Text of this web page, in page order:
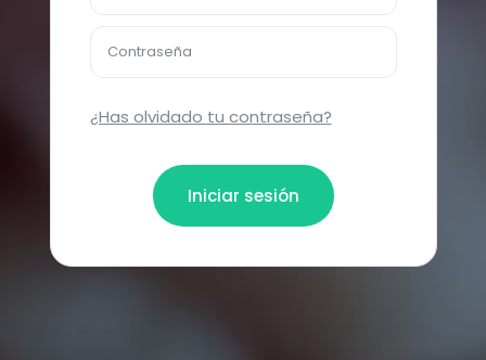
Contraseña
¿Has olvidado tu contraseña?
Iniciar sesión